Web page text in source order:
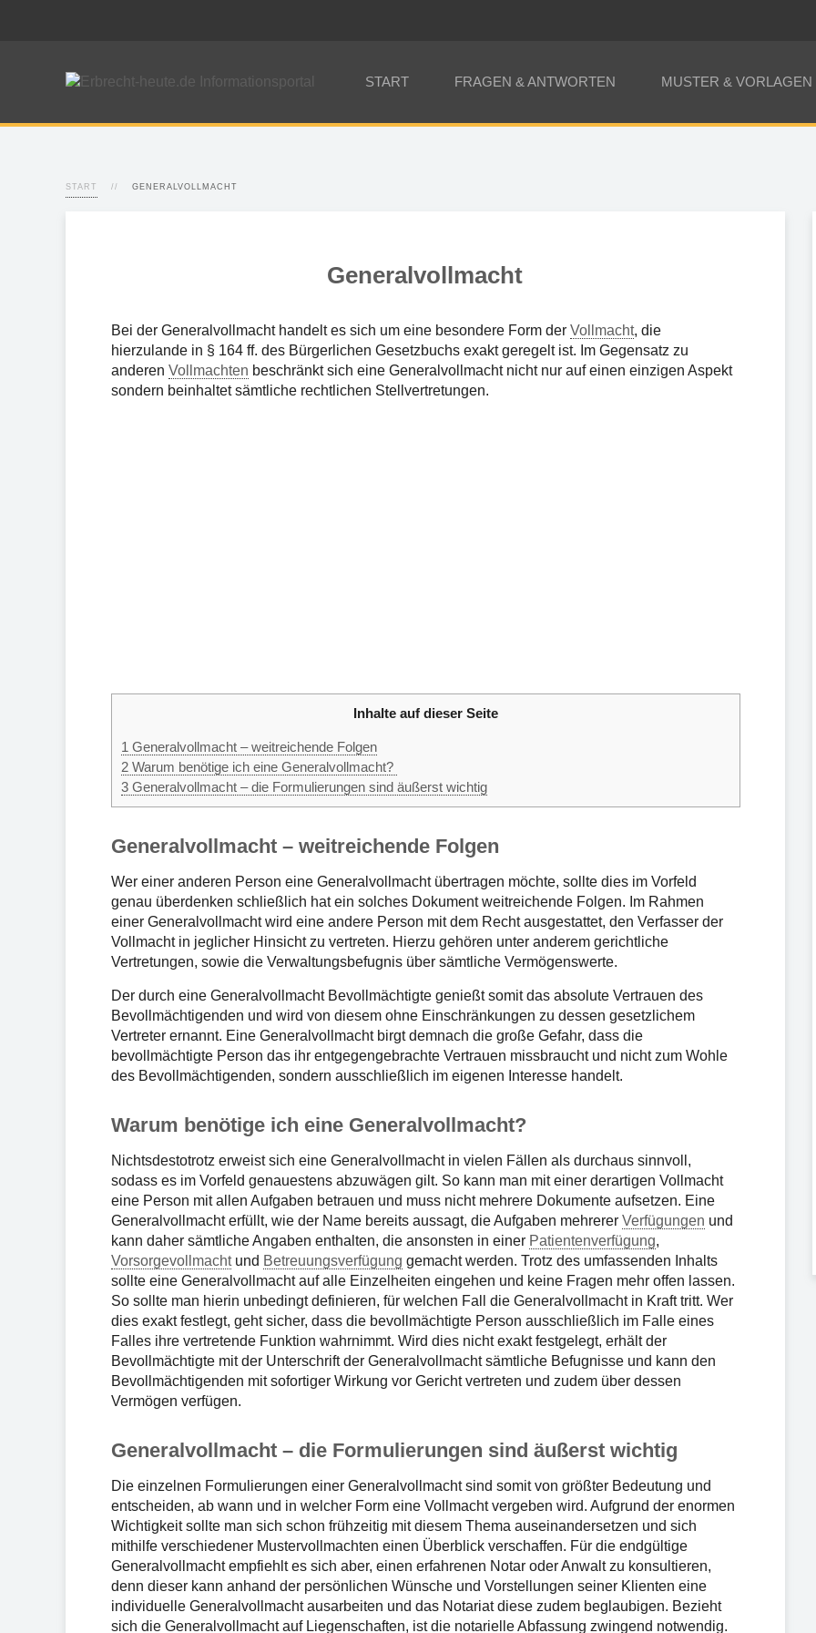
START FRAGEN & ANTWORTEN MUSTER & VORLAGEN
START GENERALVOLLMACHT
Generalvollmacht
Bei der Generalvollmacht handelt es sich um eine besondere Form der Vollmacht, die
hierzulande in § 164 ff. des Bürgerlichen Gesetzbuchs exakt geregelt ist. Im Gegensatz zu
anderen Vollmachten beschränkt sich eine Generalvollmacht nicht nur auf einen einzigen Aspekt
sondern beinhaltet sämtliche rechtlichen Stellvertretungen.
Inhalte auf dieser Seite
1 Generalvollmacht – weitreichende Folgen
2 Warum benötige ich eine Generalvollmacht?
3 Generalvollmacht – die Formulierungen sind äußerst wichtig
Generalvollmacht – weitreichende Folgen
Wer einer anderen Person eine Generalvollmacht übertragen möchte, sollte dies im Vorfeld
genau überdenken schließlich hat ein solches Dokument weitreichende Folgen. Im Rahmen
einer Generalvollmacht wird eine andere Person mit dem Recht ausgestattet, den Verfasser der
Vollmacht in jeglicher Hinsicht zu vertreten. Hierzu gehören unter anderem gerichtliche
Vertretungen, sowie die Verwaltungsbefugnis über sämtliche Vermögenswerte.
Der durch eine Generalvollmacht Bevollmächtigte genießt somit das absolute Vertrauen des
Bevollmächtigenden und wird von diesem ohne Einschränkungen zu dessen gesetzlichem
Vertreter ernannt. Eine Generalvollmacht birgt demnach die große Gefahr, dass die
bevollmächtigte Person das ihr entgegengebrachte Vertrauen missbraucht und nicht zum Wohle
des Bevollmächtigenden, sondern ausschließlich im eigenen Interesse handelt.
Warum benötige ich eine Generalvollmacht?
Nichtsdestotrotz erweist sich eine Generalvollmacht in vielen Fällen als durchaus sinnvoll,
sodass es im Vorfeld genauestens abzuwägen gilt. So kann man mit einer derartigen Vollmacht
eine Person mit allen Aufgaben betrauen und muss nicht mehrere Dokumente aufsetzen. Eine
Generalvollmacht erfüllt, wie der Name bereits aussagt, die Aufgaben mehrerer Verfügungen und
kann daher sämtliche Angaben enthalten, die ansonsten in einer Patientenverfügung,
Vorsorgevollmachtund Betreuungsverfügung gemacht werden. Trotz des umfassenden Inhalts
sollte eine Generalvollmacht auf alle Einzelheiten eingehen und keine Fragen mehr offen lassen.
So sollte man hierin unbedingt definieren, für welchen Fall die Generalvollmacht in Kraft tritt. Wer
dies exakt festlegt, geht sicher, dass die bevollmächtigte Person ausschließlich im Falle eines
Falles ihre vertretende Funktion wahrnimmt. Wird dies nicht exakt festgelegt, erhält der
Bevollmächtigte mit der Unterschrift der Generalvollmacht sämtliche Befugnisse und kann den
Bevollmächtigenden mit sofortiger Wirkung vor Gericht vertreten und zudem über dessen
Vermögen verfügen.
Generalvollmacht – die Formulierungen sind äußerst wichtig
Die einzelnen Formulierungen einer Generalvollmacht sind somit von größter Bedeutung und
entscheiden, ab wann und in welcher Form eine Vollmacht vergeben wird. Aufgrund der enormen
Wichtigkeit sollte man sich schon frühzeitig mit diesem Thema auseinandersetzen und sich
mithilfe verschiedener Mustervollmachten einen Überblick verschaffen. Für die endgültige
Generalvollmacht empfiehlt es sich aber, einen erfahrenen Notar oder Anwalt zu konsultieren,
denn dieser kann anhand der persönlichen Wünsche und Vorstellungen seiner Klienten eine
individuelle Generalvollmacht ausarbeiten und das Notariat diese zudem beglaubigen. Bezieht
sich die Generalvollmacht auf Liegenschaften, ist die notarielle Abfassung zwingend notwendig.